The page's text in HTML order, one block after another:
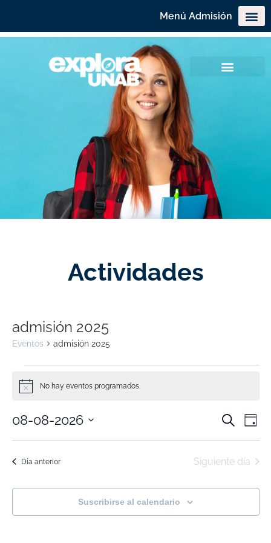
Menú Admisión
Actividades
admisión 2025
Eventos admisión 2025
Aviso No hay eventos programados.
de
y
vistas
Buscar
de
Día
08-08-2026
la
Día anterior Siguiente día
Suscribirse al calendario